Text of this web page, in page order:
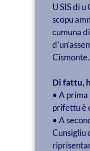
U SIS di
scopu
cumuna
Cismonte.
Di fattu,
• A prima
prifettu è
• A
Cunsigliu